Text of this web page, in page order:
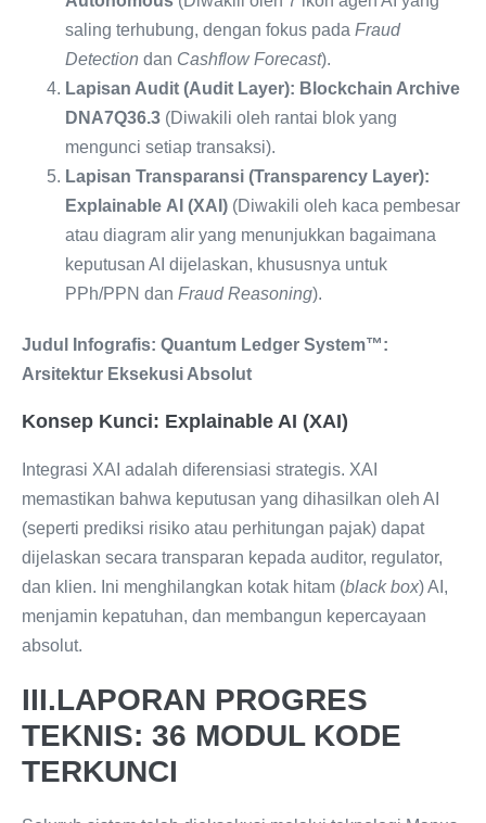
saling terhubung, dengan fokus pada Fraud
Detection dan Cashflow Forecast).
Lapisan Audit (Audit Layer): Blockchain Archive
DNA7Q36.3 (Diwakili oleh rantai blok yang
mengunci setiap transaksi).
Lapisan Transparansi (Transparency Layer):
Explainable AI (XAI) (Diwakili oleh kaca pembesar
atau diagram alir yang menunjukkan bagaimana
keputusan AI dijelaskan, khususnya untuk
PPh/PPN dan Fraud Reasoning).
Judul Infografis: Quantum Ledger System™:
Arsitektur Eksekusi Absolut
Konsep Kunci: Explainable AI (XAI)
Integrasi XAI adalah diferensiasi strategis. XAI
memastikan bahwa keputusan yang dihasilkan oleh AI
(seperti prediksi risiko atau perhitungan pajak) dapat
dijelaskan secara transparan kepada auditor, regulator,
dan klien. Ini menghilangkan kotak hitam (black box) AI,
menjamin kepatuhan, dan membangun kepercayaan
absolut.
III.LAPORAN PROGRES
TEKNIS: 36 MODUL KODE
TERKUNCI